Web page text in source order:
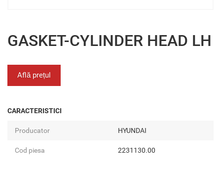
GASKET-CYLINDER HEAD LH
Află prețul
CARACTERISTICI
Producator HYUNDAI
Cod piesa 2231130.00